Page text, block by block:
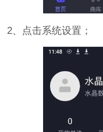
2、点击系统设置；